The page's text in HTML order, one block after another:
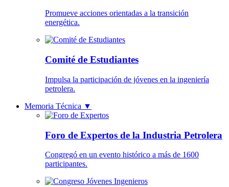
Promueve acciones orientadas a la transición
energética.
Comité de Estudiantes
Impulsa la participación de jóvenes en la ingeniería
petrolera.
Memoria Técnica ▼
Foro de Expertos de la Industria Petrolera
Congregó en un evento histórico a más de 1600
participantes.